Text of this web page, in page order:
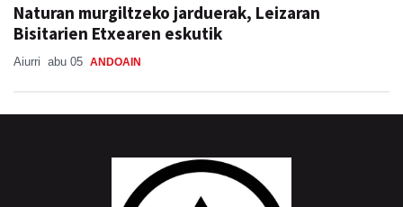
Naturan murgiltzeko jarduerak, Leizaran
Bisitarien Etxearen eskutik
Aiurri abu 05 ANDOAIN